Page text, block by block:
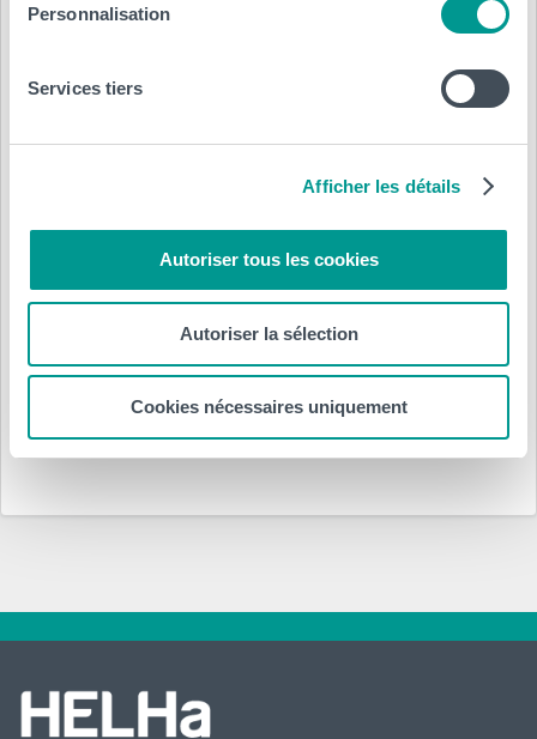
Personnalisation
Services tiers
Afficher les détails
Autoriser tous les cookies
Autoriser la sélection
Cookies nécessaires uniquement
Département(s) :
HELHa Service Orientation et Réorientation